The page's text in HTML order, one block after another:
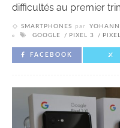
difficultés au premier
SMARTPHONES par
GOOGLE
PIXEL 3
FACEBOOK